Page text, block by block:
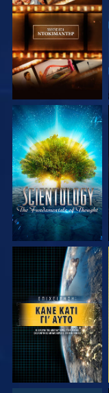
ΕΞΕΡΕΥΝΗΣΤΕ ΤΗ
ΣΕΙΡΑ
ΕΞΕΡΕΥΝΗΣΤΕ ΤΗ
ΣΕΙΡΑ
ΠΑΡΑΚΟΛΟΥΘΗΣΤΕ